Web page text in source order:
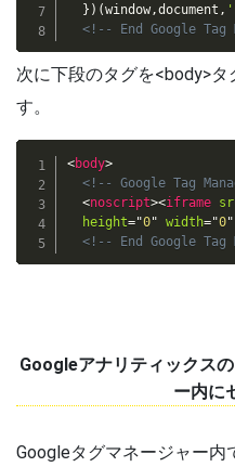
} ) (window,document ,
<!-- End Google Tag
次に下段のタグを<body>
す。
<body>
<!-- Google Tag
<noscript><iframe
height="0" width="0"
<!-- End Google
Googleアナリティックス
ー内に
Googleタグマネージャー内